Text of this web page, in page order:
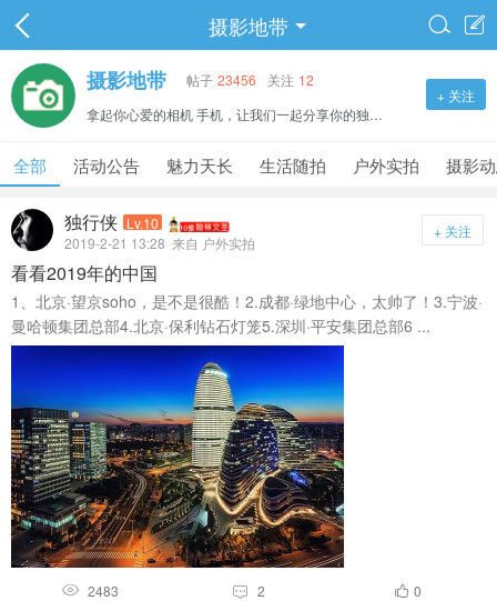
摄影地带 

摄影地带 帖子 23456 关注 12
+ 关注
全部 活动公告 魅力天长 生活随拍 户外实拍 摄影
独行侠 Lv.10
2019-2-21 13:28 来自 户外实拍
+ 关注
看看2019年的中国
1、北京·望京soho，是不是很酷！2.成都·绿地中心，太帅了！3.宁波·
曼哈顿集团总部4.北京·保利钻石灯笼5.深圳·平安集团总部6 ...
 2483  2  0